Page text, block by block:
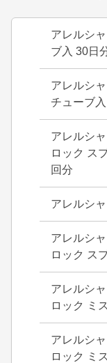
アレルシ
ブ入 30日
アレルシ
チューブ
アレルシ
ロック ス
回分
アレルシ
アレルシ
ロック ス
アレルシ
ロック ミ
アレルシ
ロック ミ